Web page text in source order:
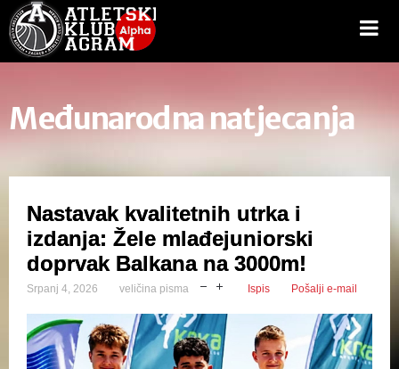
Međunarodna natjecanja
Nastavak kvalitetnih utrka i
izdanja: Žele mlađejuniorski
doprvak Balkana na 3000m!
Srpanj 4, 2026 veličina pisma Ispis Pošalji e-mail